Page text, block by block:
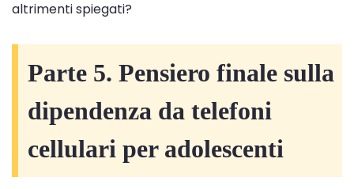
altrimenti spiegati?
Parte 5. Pensiero finale sulla
dipendenza da telefoni
cellulari per adolescenti